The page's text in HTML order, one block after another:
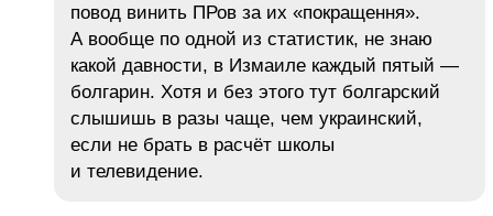
повод винить ПРов за их «покращення».
А вообще по одной из статистик, не знаю
какой давности, в Измаиле каждый пятый —
болгарин. Хотя и без этого тут болгарский
слышишь в разы чаще, чем украинский,
если не брать в расчёт школы
и телевидение.